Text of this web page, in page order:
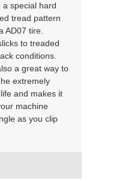
a special hard
tread pattern
AD07 tire.
to treaded
conditions.
a great way to
extremely
and makes it
machine
as you clip